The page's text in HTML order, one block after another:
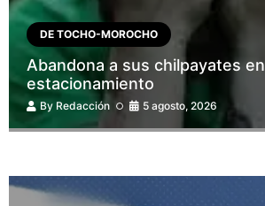
DE TOCHO-MOROCHO
Abandona a sus chilpayates en
estacionamiento
By Redacción 5 agosto, 2026